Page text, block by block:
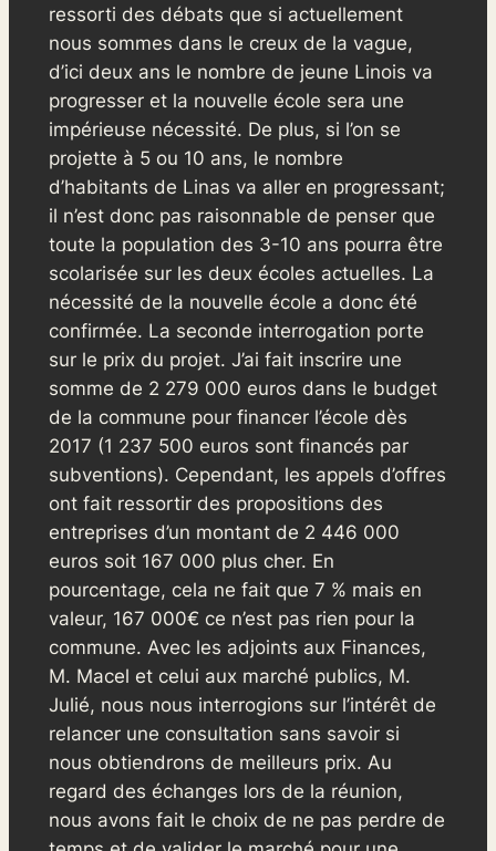
ressorti des débats que si actuellement
nous sommes dans le creux de la vague,
d’ici deux ans le nombre de jeune Linois va
progresser et la nouvelle école sera une
impérieuse nécessité. De plus, si l’on se
projette à 5 ou 10 ans, le nombre
d’habitants de Linas va aller en progressant;
il n’est donc pas raisonnable de penser que
toute la population des 3-10 ans pourra être
scolarisée sur les deux écoles actuelles. La
nécessité de la nouvelle école a donc été
confirmée. La seconde interrogation porte
sur le prix du projet. J’ai fait inscrire une
somme de 2 279 000 euros dans le budget
de la commune pour financer l’école dès
2017 (1 237 500 euros sont financés par
subventions). Cependant, les appels d’offres
ont fait ressortir des propositions des
entreprises d’un montant de 2 446 000
euros soit 167 000 plus cher. En
pourcentage, cela ne fait que 7 % mais en
valeur, 167 000€ ce n’est pas rien pour la
commune. Avec les adjoints aux Finances,
M. Macel et celui aux marché publics, M.
Julié, nous nous interrogions sur l’intérêt de
relancer une consultation sans savoir si
nous obtiendrons de meilleurs prix. Au
regard des échanges lors de la réunion,
nous avons fait le choix de ne pas perdre de